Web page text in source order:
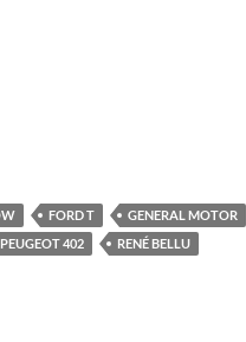
FORD T
GENERAL MOTOR
PEUGEOT 402
RENÉ BELLU